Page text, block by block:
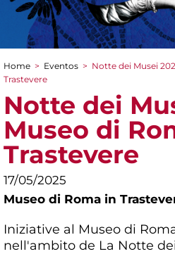
You are here
Home > Eventos > Notte dei Musei
Trastevere
Notte dei
Museo di
Trastevere
17/05/2025
Museo di Roma in
Iniziative al Museo di
nell'ambito de La Notte